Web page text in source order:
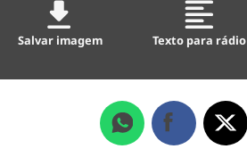
Salvar imagem Texto para rádio